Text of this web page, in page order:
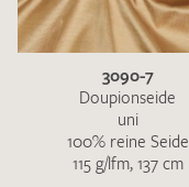
3090-7
Doupionseide
uni
100% reine Seide
115 g/lfm, 137 cm